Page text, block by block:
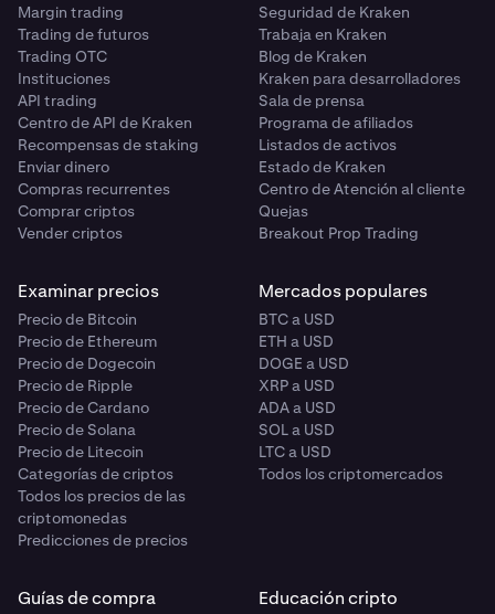
Margin trading
Trading de futuros
Trading OTC
Instituciones
API trading
Centro de API de Kraken
Recompensas de staking
Enviar dinero
Compras recurrentes
Comprar criptos
Vender criptos
Seguridad de Kraken
Trabaja en Kraken
Blog de Kraken
Kraken para desarrolladores
Sala de prensa
Programa de afiliados
Listados de activos
Estado de Kraken
Centro de Atención al cliente
Quejas
Breakout Prop Trading
Examinar precios
Precio de Bitcoin
Precio de Ethereum
Precio de Dogecoin
Precio de Ripple
Precio de Cardano
Precio de Solana
Precio de Litecoin
Categorías de criptos
Todos los precios de las
criptomonedas
Predicciones de precios
Mercados populares
BTC a USD
ETH a USD
DOGE a USD
XRP a USD
ADA a USD
SOL a USD
LTC a USD
Todos los criptomercados
Guías de compra Educación cripto